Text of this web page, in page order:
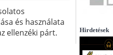
és használata
ellenzéki párt.
Hirdetések